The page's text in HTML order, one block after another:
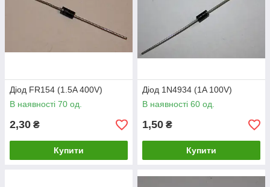
Діод FR154 (1.5A 400V)
В наявності 70 од.
2,30 ₴
Купити
Діод 1N4934 (1A 100V)
В наявності 60 од.
1,50 ₴
Купити